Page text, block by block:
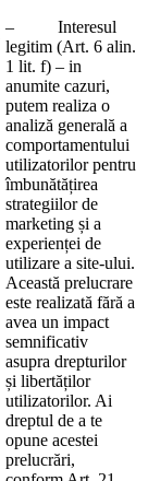
– Interesul
legitim (Art. 6 alin.
1 lit. f) – in
anumite cazuri,
putem realiza o
analiză generală a
comportamentului
utilizatorilor pentru
îmbunătățirea
strategiilor de
marketing și a
experienței de
utilizare a site-ului.
Această prelucrare
este realizată fără a
avea un impact
semnificativ
asupra drepturilor
și libertăților
utilizatorilor. Ai
dreptul de a te
opune acestei
prelucrări,